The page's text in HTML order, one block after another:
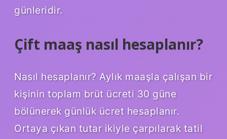
günleridir.
Çift maaş nasıl hesaplanır?
Nasıl hesaplanır? Aylık maaşla çalışan bir
kişinin toplam brüt ücreti 30 güne
bölünerek günlük ücret hesaplanır.
Ortaya çıkan tutar ikiyle çarpılarak tatil